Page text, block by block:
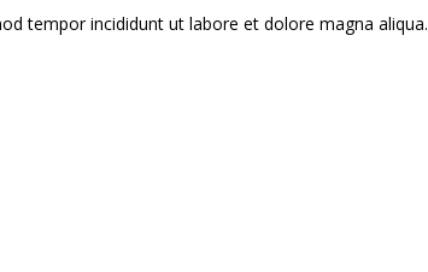
tempor incididunt ut labore et dolore magna aliqua.